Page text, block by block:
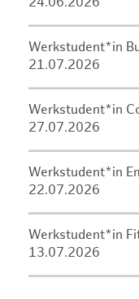
Werkstudent*in
21.07.2026
Werkstudent*in
27.07.2026
Werkstudent*in
22.07.2026
Werkstudent*in
13.07.2026